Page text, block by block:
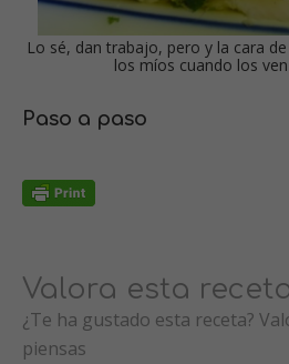
Lo sé, dan trabajo, pero y la cara
los míos cuando los
Paso a paso
Valora esta
¿Te ha gustado esta receta?
piensas